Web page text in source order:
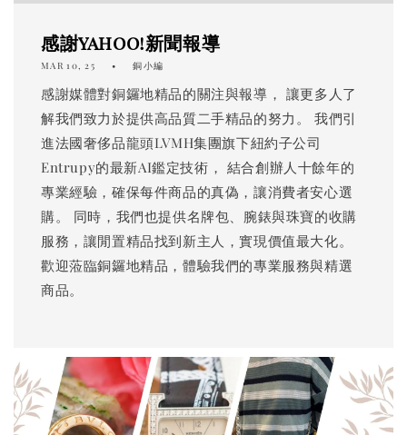
感謝yahoo!新聞報導
MAR 10, 25 銅小編
感謝媒體對銅鑼地精品的關注與報導， 讓更多人了
解我們致力於提供高品質二手精品的努力。 我們引
進法國奢侈品龍頭LVMH集團旗下紐約子公司
Entrupy的最新AI鑑定技術， 結合創辦人十餘年的
專業經驗，確保每件商品的真偽，讓消費者安心選
購。 同時，我們也提供名牌包、腕錶與珠寶的收購
服務，讓閒置精品找到新主人，實現價值最大化。
歡迎蒞臨銅鑼地精品，體驗我們的專業服務與精選
商品。